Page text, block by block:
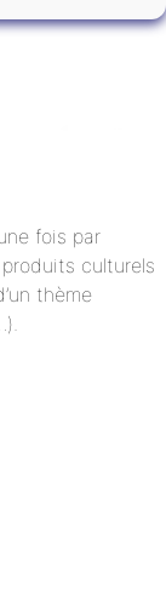
fois par
culturels
thème